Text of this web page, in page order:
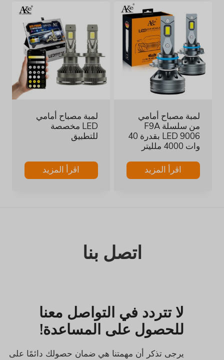
لمبة مصباح أمامي
من سلسلة F9A
LED 9006 بقدرة 40
وات 4000 ملليتر
اقرأ المزيد
لمبة مصباح أمامي
LED مخصصة
للتطبيق
اقرأ المزيد
اتصل بنا
لا تتردد في التواصل معنا
للحصول على المساعدة!
يرجى تذكر أن مهمتنا هي ضمان حصولك دائمًا على